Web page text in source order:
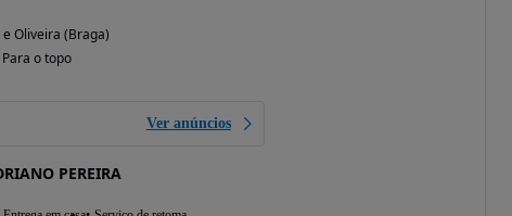
Oliveira (Braga)
o topo
Ver anúncios
PEREIRA